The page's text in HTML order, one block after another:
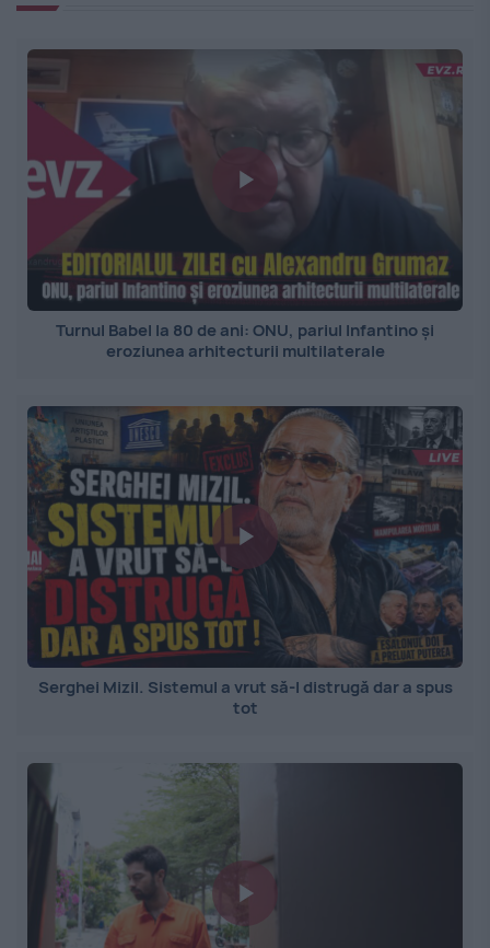
Turnul Babel la 80 de ani: ONU, pariul Infantino și
eroziunea arhitecturii multilaterale
Serghei Mizil. Sistemul a vrut să-l distrugă dar a spus
tot